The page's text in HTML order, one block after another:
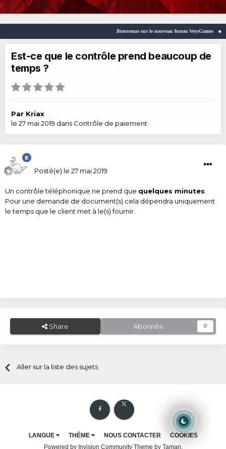
Bienvenue sur le nouveau forum VeryGames
Est-ce que le contrôle prend beaucoup de
temps ?
Par Kriax
le 27 mai 2019 dans Contrôle de paiement
Posté(e) le 27 mai 2019
Un contrôle téléphonique ne prend que quelques minutes.
Pour une demande de document(s) cela dépendra uniquement
le temps que le client met à le(s) fournir.
Share Abonnés 0
Aller sur la liste des sujets
LANGUE THÈME NOUS CONTACTER
COOKIES
Powered by Invision Community Theme by Taman.